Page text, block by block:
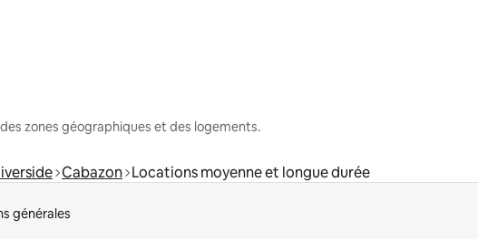
zones géographiques et des logements.
Cabazon Locations moyenne et longue durée
générales